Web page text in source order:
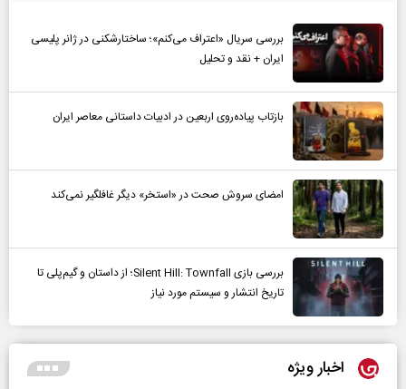
بررسی سریال «اعتراف می‌کنم»؛ ساختارشکنی در ژانر پلیسی
ایران + نقد و تحلیل
بازتاب پیاده‌روی اربعین در ادبیات داستانی معاصر ایران
امضای سروش صحت در «استخر» دیگر غافلگیر نمی‌کند
بررسی بازی Silent Hill: Townfall؛ از داستان و گیم‌پلی تا
تاریخ انتشار و سیستم مورد نیاز
اخبار ویژه